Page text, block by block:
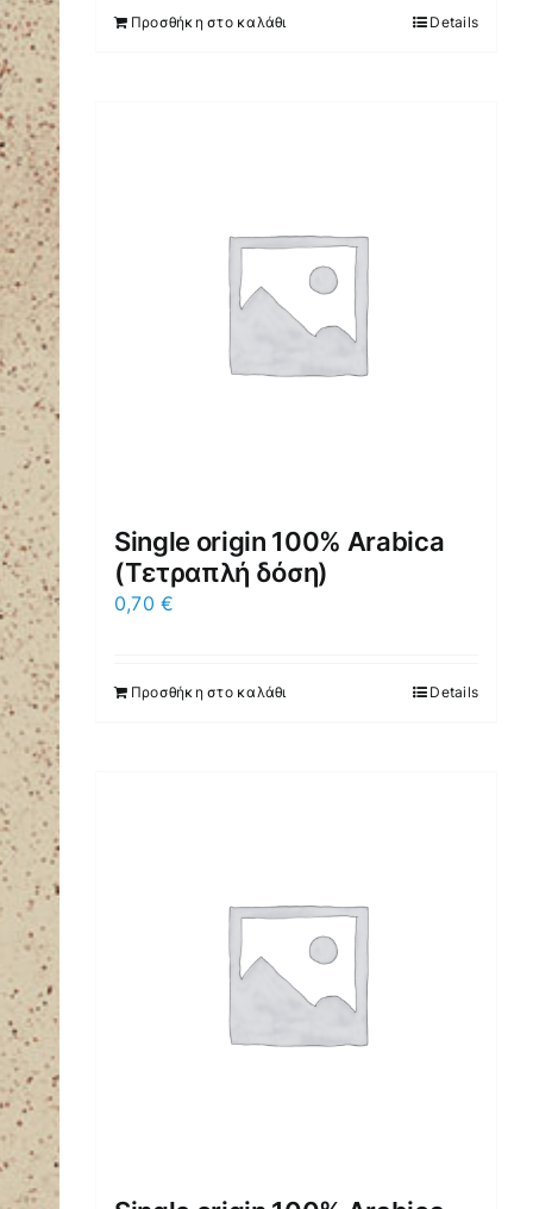
Προσθήκη στο καλάθι Details
Single origin 100% Arabica
(Τετραπλή δόση)
0,70€
Προσθήκη στο καλάθι Details